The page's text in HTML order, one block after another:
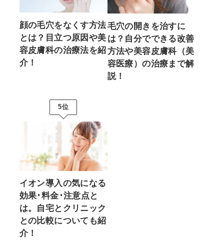
顔の毛穴をなくす方法
とは？目立つ原因や美
容皮膚科の治療法を紹
介！
毛穴の開きを治すに
は？自分でできる改善
方法や美容皮膚科（美
容医療）の治療まで解
説！
5位
イオン導入の気になる
効果･料金･注意点と
は。自宅とクリニック
との比較についても紹
介！